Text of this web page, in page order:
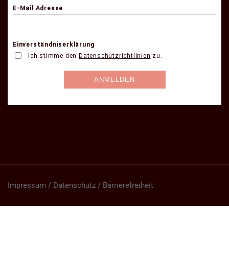
Impressum / Datenschutz / Barrierefreiheit